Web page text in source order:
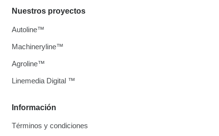
Información
Términos y condiciones
Nuestros proyectos
Autoline™
Machineryline™
Agroline™
Linemedia Digital ™